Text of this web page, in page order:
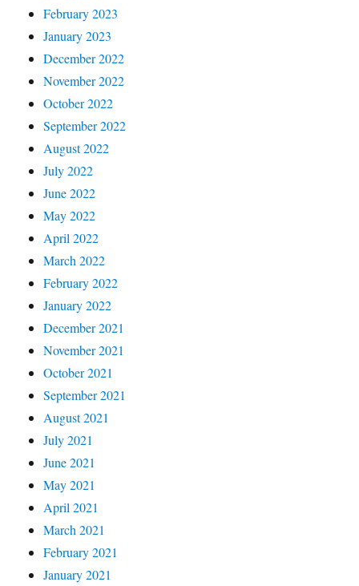
February 2023
January 2023
December 2022
November 2022
October 2022
September 2022
August 2022
July 2022
June 2022
May 2022
April 2022
March 2022
February 2022
January 2022
December 2021
November 2021
October 2021
September 2021
August 2021
July 2021
June 2021
May 2021
April 2021
March 2021
February 2021
January 2021